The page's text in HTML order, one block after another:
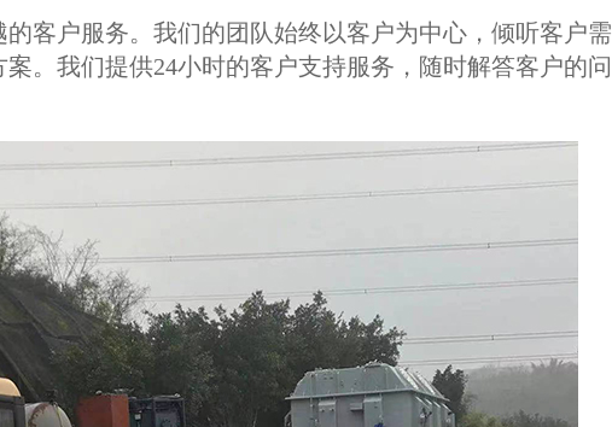
户服务。我们的团队始终以客户为中心，倾听客户需
。我们提供24小时的客户支持服务，随时解答客户的问